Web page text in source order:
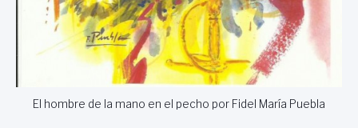
El hombre de la mano en el pecho por Fidel María Puebla